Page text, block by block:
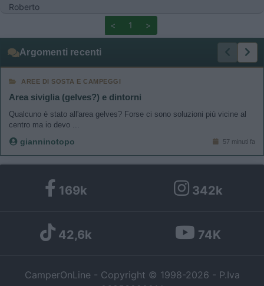
Roberto
<
1 >
Argomenti recenti
AREE DI SOSTA E CAMPEGGI
Area siviglia (gelves?) e dintorni
Qualcuno è stato all'area gelves? Forse ci sono soluzioni più vicine al
centro ma io devo ...
gianninotopo 57 minuti fa
169k 342k
42,6k 74K
CamperOnLine - Copyright © 1998-2026 - P.Iva